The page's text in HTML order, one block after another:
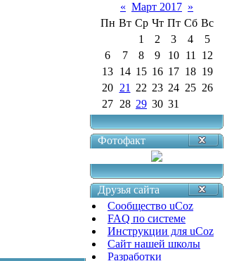
« Март 2017 »
Пн Вт Ср Чт Пт Сб Вс
1
2 3 4
5
6
7 8 9 10 11
12
13 14 15 16 17 18 19
20 21 22 23 24 25 26
27 28 29 30 31
Фотофакт
Друзья сайта
Сообщество uCoz
FAQ по системе
Инструкции для uCoz
Сайт нашей школы
Разработки